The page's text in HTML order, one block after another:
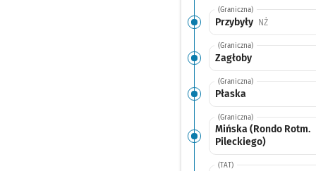
(Graniczna)
Przybyły NŻPrzystanek
(Graniczna)
Zagłoby
(Graniczna)
Płaska
(Graniczna)
Mińska (Rondo Rotm.
Pileckiego)
(TAT)